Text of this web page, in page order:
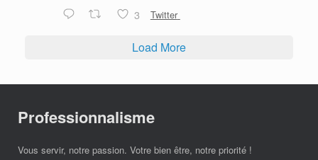
3 Twitter
Load More
Professionnalisme
Vous servir, notre passion. Votre bien être, notre priorité !